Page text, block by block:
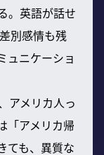
。英語が話せ
別感情も残
ュニケーショ
アメリカ人っ
「アメリカ帰
ても、異質な